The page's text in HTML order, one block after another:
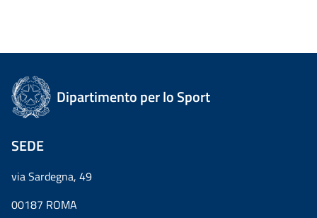
Dipartimento per lo Sport
SEDE
via Sardegna, 49
00187 ROMA